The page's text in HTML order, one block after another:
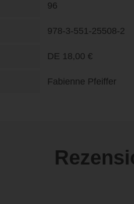
96
978-3-551-25508-2
DE 18,00 €
Fabienne Pfeiffer